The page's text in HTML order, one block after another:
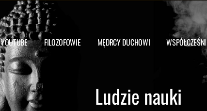
YOUTUBE FILOZOFOWIE MĘDRCY DUCHOWI WSPÓŁCZEŚNI
Ludzie nauki